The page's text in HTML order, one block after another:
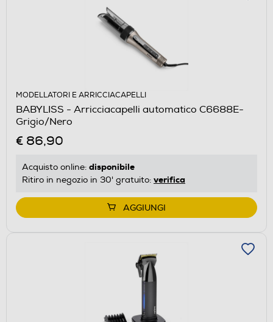
MODELLATORI E ARRICCIACAPELLI
BABYLISS - Arricciacapelli automatico C6688E-
Grigio/Nero
€ 86,90
Acquisto online: disponibile
Ritiro in negozio in 30' gratuito: verifica
AGGIUNGI